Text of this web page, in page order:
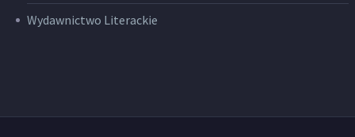
Wydawnictwo Literackie